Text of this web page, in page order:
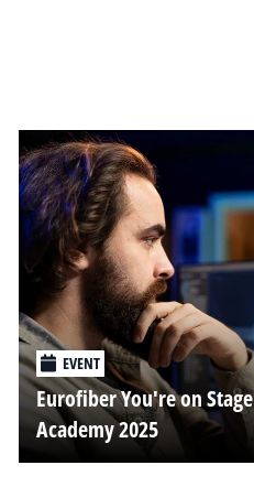
EVENT
Eurofiber You're on Stage
Academy 2025